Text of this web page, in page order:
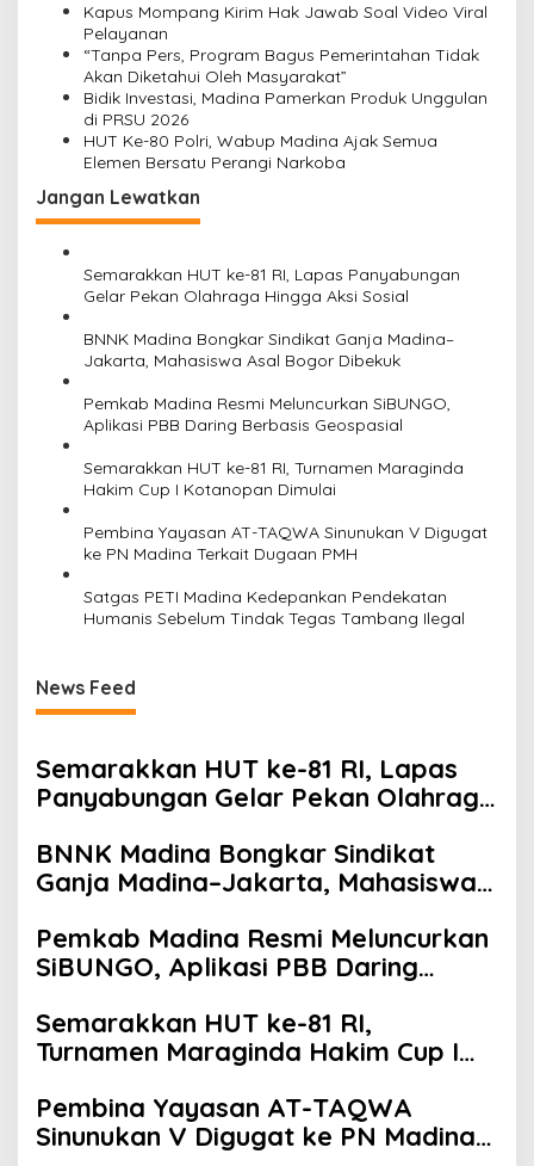
Kapus Mompang Kirim Hak Jawab Soal Video Viral
Pelayanan
“Tanpa Pers, Program Bagus Pemerintahan Tidak
Akan Diketahui Oleh Masyarakat”
Bidik Investasi, Madina Pamerkan Produk Unggulan
di PRSU 2026
HUT Ke-80 Polri, Wabup Madina Ajak Semua
Elemen Bersatu Perangi Narkoba
Jangan Lewatkan
Semarakkan HUT ke-81 RI, Lapas Panyabungan
Gelar Pekan Olahraga Hingga Aksi Sosial
BNNK Madina Bongkar Sindikat Ganja Madina–
Jakarta, Mahasiswa Asal Bogor Dibekuk
Pemkab Madina Resmi Meluncurkan SiBUNGO,
Aplikasi PBB Daring Berbasis Geospasial
Semarakkan HUT ke-81 RI, Turnamen Maraginda
Hakim Cup I Kotanopan Dimulai
Pembina Yayasan AT-TAQWA Sinunukan V Digugat
ke PN Madina Terkait Dugaan PMH
Satgas PETI Madina Kedepankan Pendekatan
Humanis Sebelum Tindak Tegas Tambang Ilegal
News Feed
Semarakkan HUT ke-81 RI, Lapas
Panyabungan Gelar Pekan Olahraga
BNNK Madina Bongkar Sindikat
Ganja Madina–Jakarta, Mahasiswa
Pemkab Madina Resmi Meluncurkan
SiBUNGO, Aplikasi PBB Daring
Semarakkan HUT ke-81 RI,
Turnamen Maraginda Hakim Cup I
Pembina Yayasan AT-TAQWA
Sinunukan V Digugat ke PN Madina